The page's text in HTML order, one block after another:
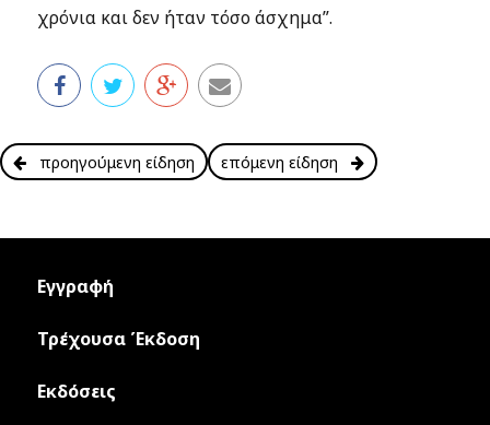
χρόνια και δεν ήταν τόσο άσχημα”.
προηγούμενη είδηση επόμενη είδηση
Εγγραφή
Τρέχουσα Έκδοση
Εκδόσεις